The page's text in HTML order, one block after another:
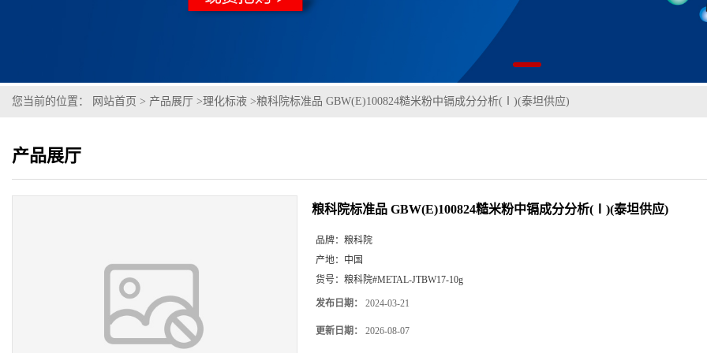
您当前的位置： 网站首页 > 产品展厅 >理化标液 >粮科院标准品 GBW(E)100824糙米粉中镉成分分析(Ⅰ)(泰坦供应)
产品展厅
粮科院标准品 GBW(E)100824糙米粉中镉成分分析(Ⅰ)(泰坦供应)
品牌： 粮科院
产地： 中国
货号： 粮科院#METAL-JTBW17-10g
发布日期： 2024-03-21
更新日期： 2026-08-07